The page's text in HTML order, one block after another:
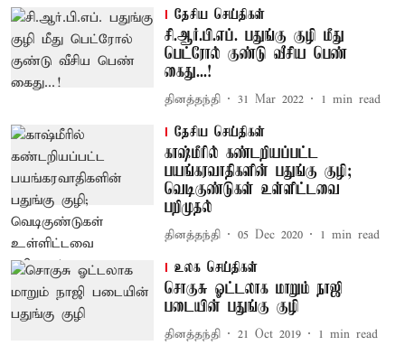
தேசிய செய்திகள்
சி.ஆர்.பி.எப். பதுங்கு குழி மீது
பெட்ரோல் குண்டு வீசிய பெண்
கைது...!
தினத்தந்தி 31 Mar 2022 1 min read
தேசிய செய்திகள்
காஷ்மீரில் கண்டறியப்பட்ட
பயங்கரவாதிகளின் பதுங்கு குழி;
வெடிகுண்டுகள் உள்ளிட்டவை
பறிமுதல்
தினத்தந்தி 05 Dec 2020 1 min read
உலக செய்திகள்
சொகுசு ஓட்டலாக மாறும் நாஜி
படையின் பதுங்கு குழி
தினத்தந்தி 21 Oct 2019 1 min read